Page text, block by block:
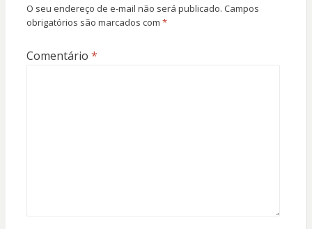
O seu endereço de e-mail não será publicado. Campos
obrigatórios são marcados com *
Comentário *